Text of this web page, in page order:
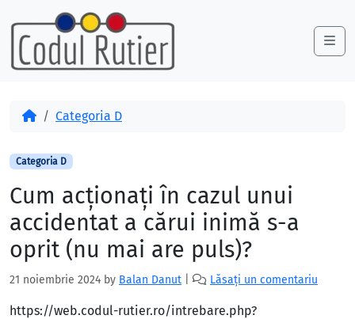
Skip to content
Skip to footer
AcasăCategoria D
Categoria D
Cum acţionaţi în cazul unui
accidentat a cărui inimă s-a
oprit (nu mai are puls)?
21 noiembrie 2024 by Balan Danut Lăsați un comentariu
https://web.codul-rutier.ro/intrebare.php?